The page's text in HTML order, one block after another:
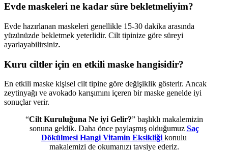
Evde maskeleri ne kadar süre bekletmeliyim?
Evde hazırlanan maskeleri genellikle 15-30 dakika arasında
yüzünüzde bekletmek yeterlidir. Cilt tipinize göre süreyi
ayarlayabilirsiniz.
Kuru ciltler için en etkili maske hangisidir?
En etkili maske kişisel cilt tipine göre değişiklik gösterir. Ancak
zeytinyağı ve avokado karışımını içeren bir maske genelde iyi
sonuçlar verir.
“Cilt Kuruluğuna Ne iyi Gelir?” başlıklı makalemizin
sonuna geldik. Daha önce paylaşmış olduğumuz Saç
Dökülmesi Hangi Vitamin Eksikliği konulu
makalemizi de okumanızı tavsiye ederiz.